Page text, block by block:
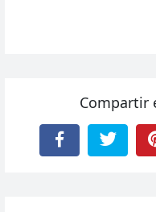
Compartir